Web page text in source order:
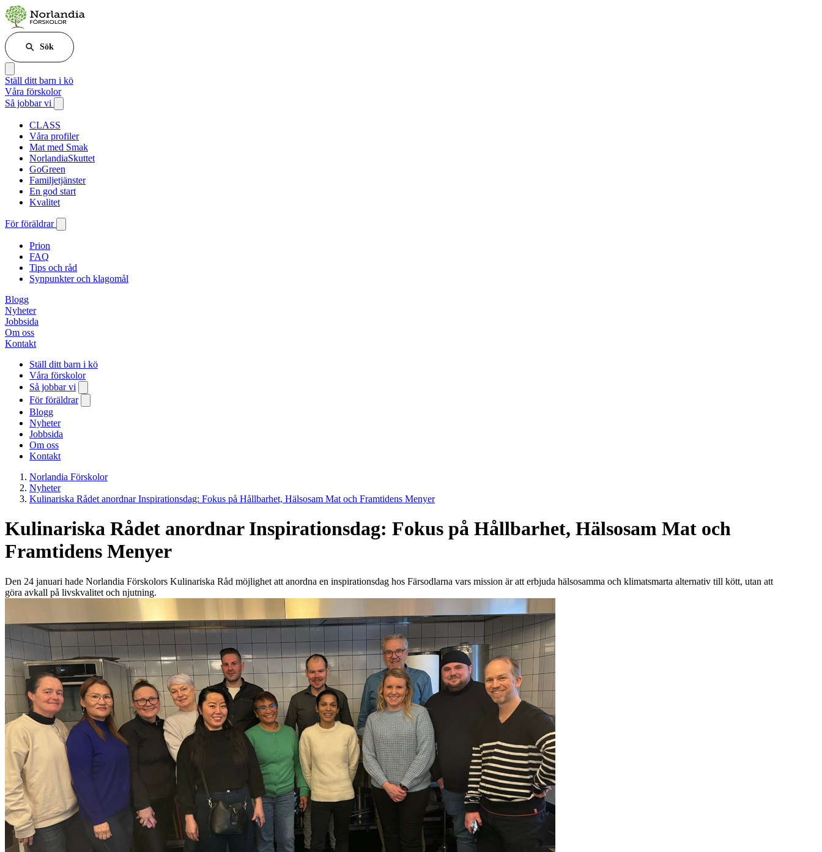
Sök
Ställ ditt barn i kö
Våra förskolor
Så jobbar vi
CLASS
Våra profiler
Mat med Smak
NorlandiaSkuttet
GoGreen
Familjetjänster
En god start
Kvalitet
För föräldrar
Prion
FAQ
Tips och råd
Synpunkter och klagomål
Blogg
Nyheter
Jobbsida
Om oss
Kontakt
Ställ ditt barn i kö
Våra förskolor
Så jobbar vi
För föräldrar
Blogg
Nyheter
Jobbsida
Om oss
Kontakt
Norlandia Förskolor
Nyheter
Kulinariska Rådet anordnar Inspirationsdag: Fokus på Hållbarhet, Hälsosam Mat och Framtidens Menyer
Kulinariska Rådet anordnar Inspirationsdag: Fokus på Hållbarhet, Hälsosam Mat och
Framtidens Menyer
Den 24 januari hade Norlandia Förskolors Kulinariska Råd möjlighet att anordna en inspirationsdag hos Färsodlarna vars mission är att erbjuda hälsosamma och klimatsmarta alternativ till kött, utan att
göra avkall på livskvalitet och njutning.